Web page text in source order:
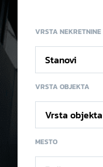
VRSTA NEKRETNINE
VRSTA OBJEKTA
MESTO